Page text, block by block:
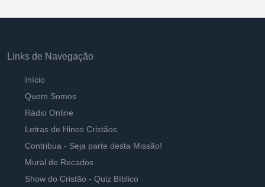
Links de Navegação
Início
Quem Somos
Rádio Online
Letras de Hinos Cristãos
Contribua - Seja parte desta Missão!
Mural de Recados
Show do Cristão - Quiz Bíblico